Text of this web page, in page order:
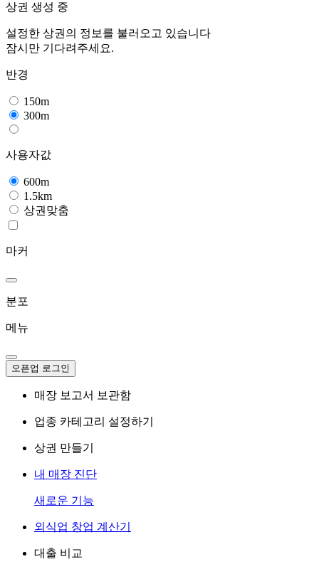
상권 생성 중
설정한 상권의 정보를 불러오고 있습니다
잠시만 기다려주세요.
반경
150m
300m
사용자값
600m
1.5km
상권맞춤
마커
분포
메뉴
오픈업 로그인
매장 보고서 보관함
업종 카테고리 설정하기
상권 만들기
내 매장 진단
새로운 기능
외식업 창업 계산기
대출 비교